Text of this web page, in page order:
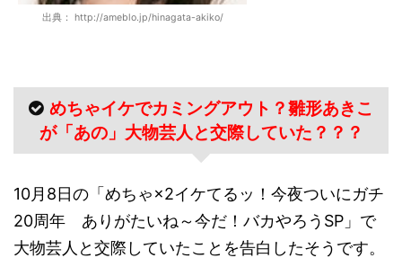
出典： http://ameblo.jp/hinagata-akiko/
めちゃイケでカミングアウト？雛形あきこ
が「あの」大物芸人と交際していた？？？
10月8日の「めちゃ×2イケてるッ！今夜ついにガチ
20周年 ありがたいね～今だ！バカやろうSP」で
大物芸人と交際していたことを告白したそうです。